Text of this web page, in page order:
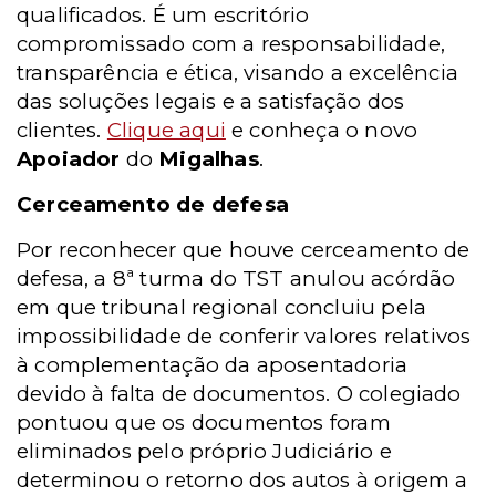
qualificados. É um escritório
compromissado com a responsabilidade,
transparência e ética, visando a excelência
das soluções legais e a satisfação dos
clientes. Clique aqui e conheça o novo
Apoiador do Migalhas.
Cerceamento de defesa
Por reconhecer que houve cerceamento de
defesa, a 8ª turma do TST anulou acórdão
em que tribunal regional concluiu pela
impossibilidade de conferir valores relativos
à complementação da aposentadoria
devido à falta de documentos. O colegiado
pontuou que os documentos foram
eliminados pelo próprio Judiciário e
determinou o retorno dos autos à origem a